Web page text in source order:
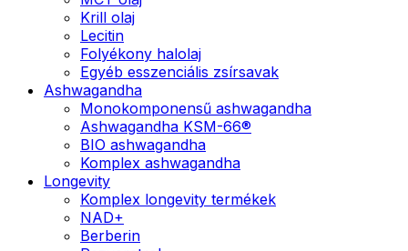
Krill olaj
Lecitin
Folyékony halolaj
Egyéb esszenciális zsírsavak
Ashwagandha
Monokomponensű ashwagandha
Ashwagandha KSM-66®
BIO ashwagandha
Komplex ashwagandha
Longevity
Komplex longevity termékek
NAD+
Berberin